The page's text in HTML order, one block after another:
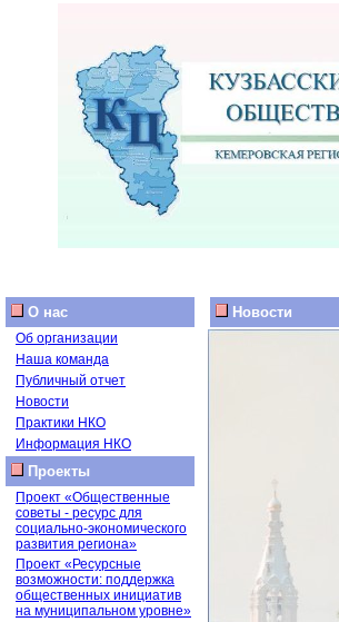
О нас
Об организации
Наша команда
Публичный отчет
Новости
Практики НКО
Информация НКО
Проекты
Проект «Общественные
советы - ресурс для
социально-экономического
развития региона»
Проект «Ресурсные
возможности: поддержка
общественных инициатив
на муниципальном уровне»
Новости